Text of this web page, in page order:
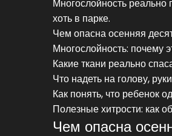
Многослойность реально
хоть в парке.
Чем опасна осенняя
Многослойность: почему
Какие ткани реально
Что надеть на голову,
Как понять, что ребенок
Полезные хитрости: как
Чем опасна